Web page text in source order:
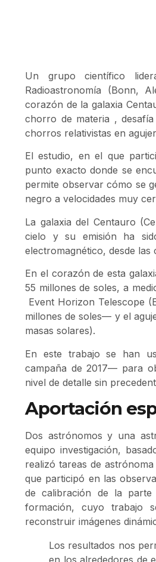
Un grupo científico
Radioastronomía (Bonn,
corazón de la galaxia
chorro de materia ,
chorros relativistas en
El estudio, en el que
punto exacto donde se
permite observar cómo se
negro a velocidades muy
La galaxia del Centauro
cielo y su emisión ha
electromagnético, desde las
En el corazón de esta
55 millones de soles, a
Event Horizon Telescope
millones de soles— y el
masas solares).
En este trabajo se han
campaña de 2017— para
nivel de detalle sin
Aportación
Dos astrónomos y una
equipo investigación,
realizó tareas de
que participó en las
de calibración de la
formación, cuyo trabajo
reconstruir imágenes
Los resultados nos
en los alrededores de